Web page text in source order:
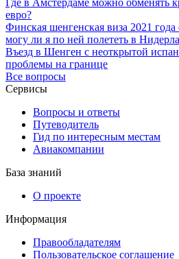
евро?
Финская шенгенская виза 2021
могу ли я по ней полететь в
Въезд в Шенген с неоткрытой
проблемы на границе
Все вопросы
Сервисы
Вопросы и ответы
Путеводитель
Гид по интересным местам
Авиакомпании
База знаний
О проекте
Информация
Правообладателям
Пользовательское соглашение